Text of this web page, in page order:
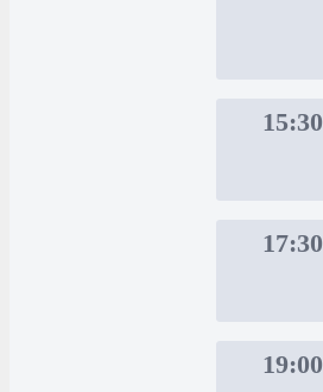
15:30
17:30
19:00